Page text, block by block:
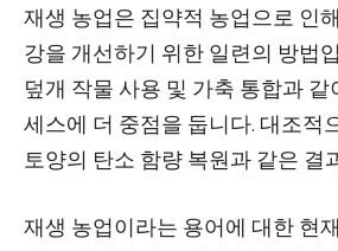
재생 농업은 집약적 농업으로 인
강을 개선하기 위한 일련의 방법
덮개 작물 사용 및 가축 통합과
세스에 더 중점을 둡니다. 대조적
토양의 탄소 함량 복원과 같은 결
재생 농업이라는 용어에 대한 현